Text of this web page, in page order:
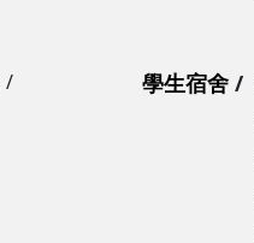
學生宿舍